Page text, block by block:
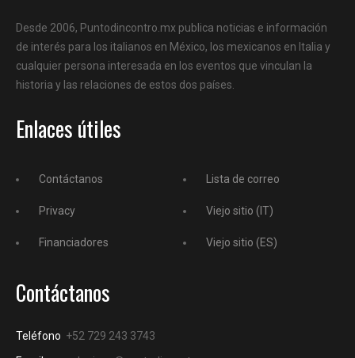
Desde 2006, Puntodincontro.mx publica noticias e información
de interés para los italianos en México, los mexicanos en Italia y
cualquier persona interesada en los eventos que vinculan la
historia y las relaciones de estos dos países.
Enlaces útiles
Contáctanos
Privacy
Financiadores
Lista de correo
Viejo sitio (IT)
Viejo sitio (ES)
Contáctanos
Teléfono +52 729 243 3743